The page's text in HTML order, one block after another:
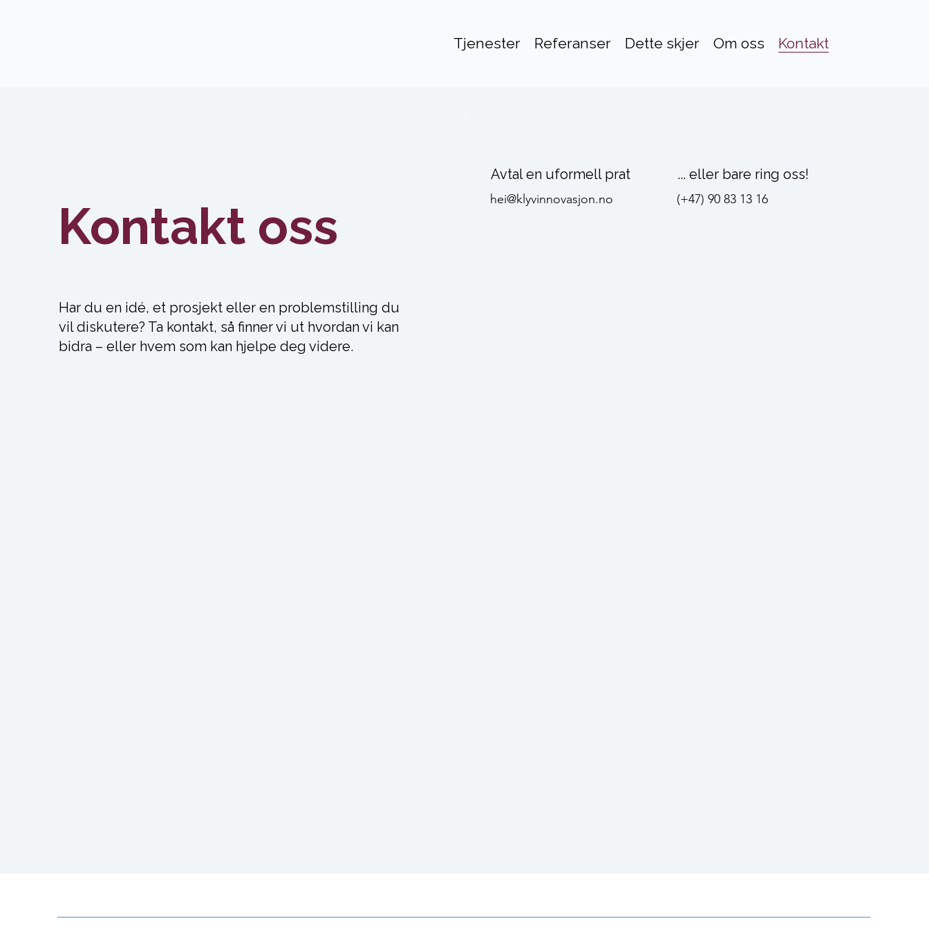
Tjenester Referanser Dette skjer Om oss Kontakt
Kontakt oss
Har du en idé, et prosjekt eller en problemstilling du
vil diskutere? Ta kontakt, så finner vi ut hvordan vi kan
bidra – eller hvem som kan hjelpe deg videre.
Avtal en uformell prat
hei@klyvinnovasjon.no
... eller bare ring oss!
(+47) 90 83 13 16